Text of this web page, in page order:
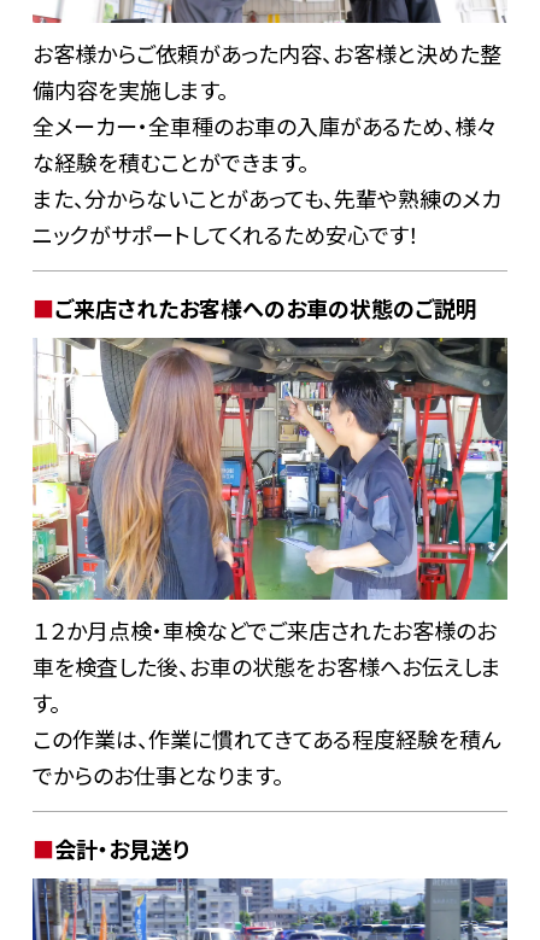
お客様からご依頼があった内容、お客様と決めた整
備内容を実施します。
全メーカー・全車種のお車の入庫があるため、様々
な経験を積むことができます。
また、分からないことがあっても、先輩や熟練のメカ
ニックがサポートしてくれるため安心です！
ご来店されたお客様へのお車の状態のご説明
１２か月点検・車検などでご来店されたお客様のお
車を検査した後、お車の状態をお客様へお伝えしま
す。
この作業は、作業に慣れてきてある程度経験を積ん
でからのお仕事となります。
会計・お見送り